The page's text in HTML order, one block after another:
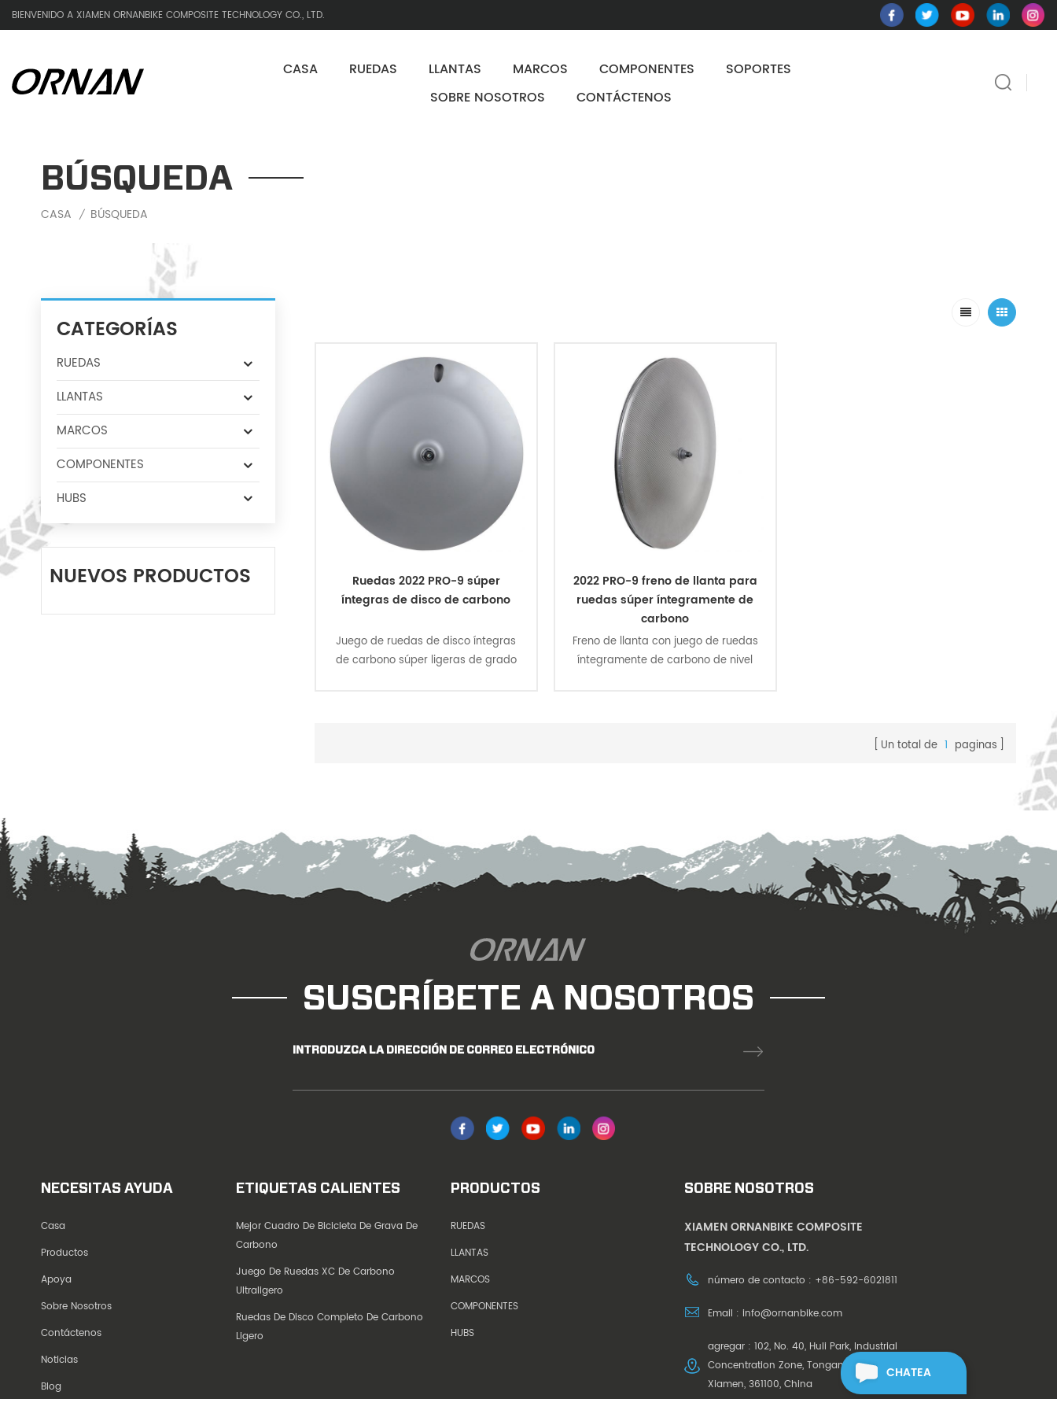
BIENVENIDO A XIAMEN ORNANBIKE COMPOSITE TECHNOLOGY CO., LTD.
CASA RUEDAS LLANTAS MARCOS COMPONENTES
SOPORTES
SOBRE NOSOTROS
CONTÁCTENOS
BÚSQUEDA
CASA / BÚSQUEDA
CATEGORÍAS
RUEDAS
LLANTAS
MARCOS
COMPONENTES
HUBS
NUEVOS PRODUCTOS
Ruedas 2022 PRO-9 súper
íntegras de disco de carbono
Juego de ruedas de disco íntegras
de carbono súper ligeras de grado
2022 PRO-9 freno de llanta para
ruedas súper íntegramente de
carbono
Freno de llanta con juego de ruedas
íntegramente de carbono de nivel
Un total de 1 paginas
SUSCRÍBETE A NOSOTROS
INTRODUZCA LA DIRECCIÓN DE CORREO ELECTRÓNICO
NECESITAS AYUDA
Casa
Productos
Apoya
Sobre Nosotros
Contáctenos
Noticias
Blog
ETIQUETAS CALIENTES
Mejor Cuadro De Bicicleta De Grava De
Carbono
Juego De Ruedas XC De Carbono
Ultraligero
Ruedas De Disco Completo De Carbono
Ligero
PRODUCTOS
RUEDAS
LLANTAS
MARCOS
COMPONENTES
HUBS
SOBRE NOSOTROS
XIAMEN ORNANBIKE COMPOSITE
TECHNOLOGY CO., LTD.
número de contacto : +86-592-6021811
Email : info@ornanbike.com
agregar : 102, No. 40, Huli Park, Industrial
Concentration Zone, Tongan District,
Xiamen, 361100, China
CHATEA